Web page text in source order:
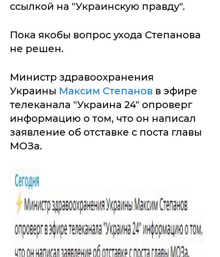
ссылкой на "Украинскую правду".
Пока якобы вопрос ухода Степанова
не решен.
Министр здравоохранения
Украины Максим Степанов в эфире
телеканала "Украина 24" опроверг
информацию о том, что он написал
заявление об отставке с поста главы
МОЗа.